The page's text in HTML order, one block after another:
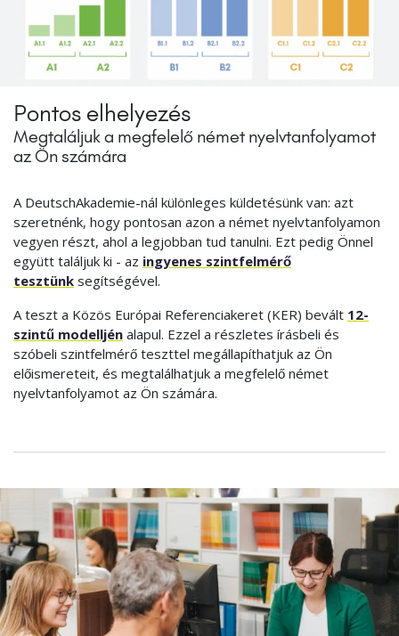
Pontos elhelyezés
Megtaláljuk a megfelelő német nyelvtanfolyamot
az Ön számára
A DeutschAkademie-nál különleges küldetésünk van: azt
szeretnénk, hogy pontosan azon a német nyelvtanfolyamon
vegyen részt, ahol a legjobban tud tanulni. Ezt pedig Önnel
együtt találjuk ki - az ingyenes szintfelmérő
tesztünk segítségével.
A teszt a Közös Európai Referenciakeret (KER) bevált 12-
szintű modelljén alapul. Ezzel a részletes írásbeli és
szóbeli szintfelmérő teszttel megállapíthatjuk az Ön
előismereteit, és megtalálhatjuk a megfelelő német
nyelvtanfolyamot az Ön számára.